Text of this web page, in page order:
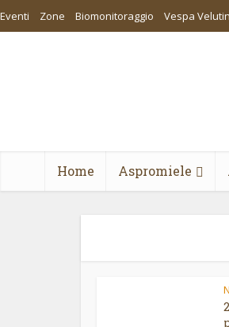
Eventi Zone Biomonitoraggio Vespa
Home Aspromiele